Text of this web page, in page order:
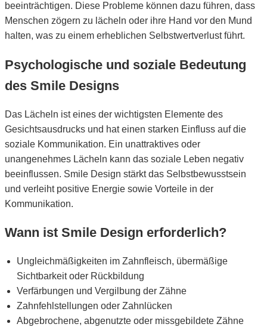
beeinträchtigen. Diese Probleme können dazu führen, dass
Menschen zögern zu lächeln oder ihre Hand vor den Mund
halten, was zu einem erheblichen Selbstwertverlust führt.
Psychologische und soziale Bedeutung
des Smile Designs
Das Lächeln ist eines der wichtigsten Elemente des
Gesichtsausdrucks und hat einen starken Einfluss auf die
soziale Kommunikation. Ein unattraktives oder
unangenehmes Lächeln kann das soziale Leben negativ
beeinflussen. Smile Design stärkt das Selbstbewusstsein
und verleiht positive Energie sowie Vorteile in der
Kommunikation.
Wann ist Smile Design erforderlich?
Ungleichmäßigkeiten im Zahnfleisch, übermäßige
Sichtbarkeit oder Rückbildung
Verfärbungen und Vergilbung der Zähne
Zahnfehlstellungen oder Zahnlücken
Abgebrochene, abgenutzte oder missgebildete Zähne